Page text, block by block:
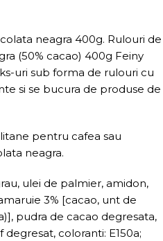
neagra 400g. Rulouri de
(50% cacao) 400g Feiny
uri sub forma de rulouri cu
si se bucura de produse de
pentru cafea sau
neagra.
ulei de palmier, amidon,
3% [cacao, unt de
pudra de cacao degresata,
coloranti: E150a;